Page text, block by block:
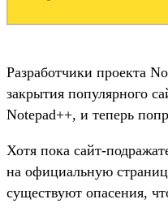
Разработчики проекта
закрытия популярного
Notepad++, и теперь
Хотя пока сайт-
на официальную
существуют опасения,